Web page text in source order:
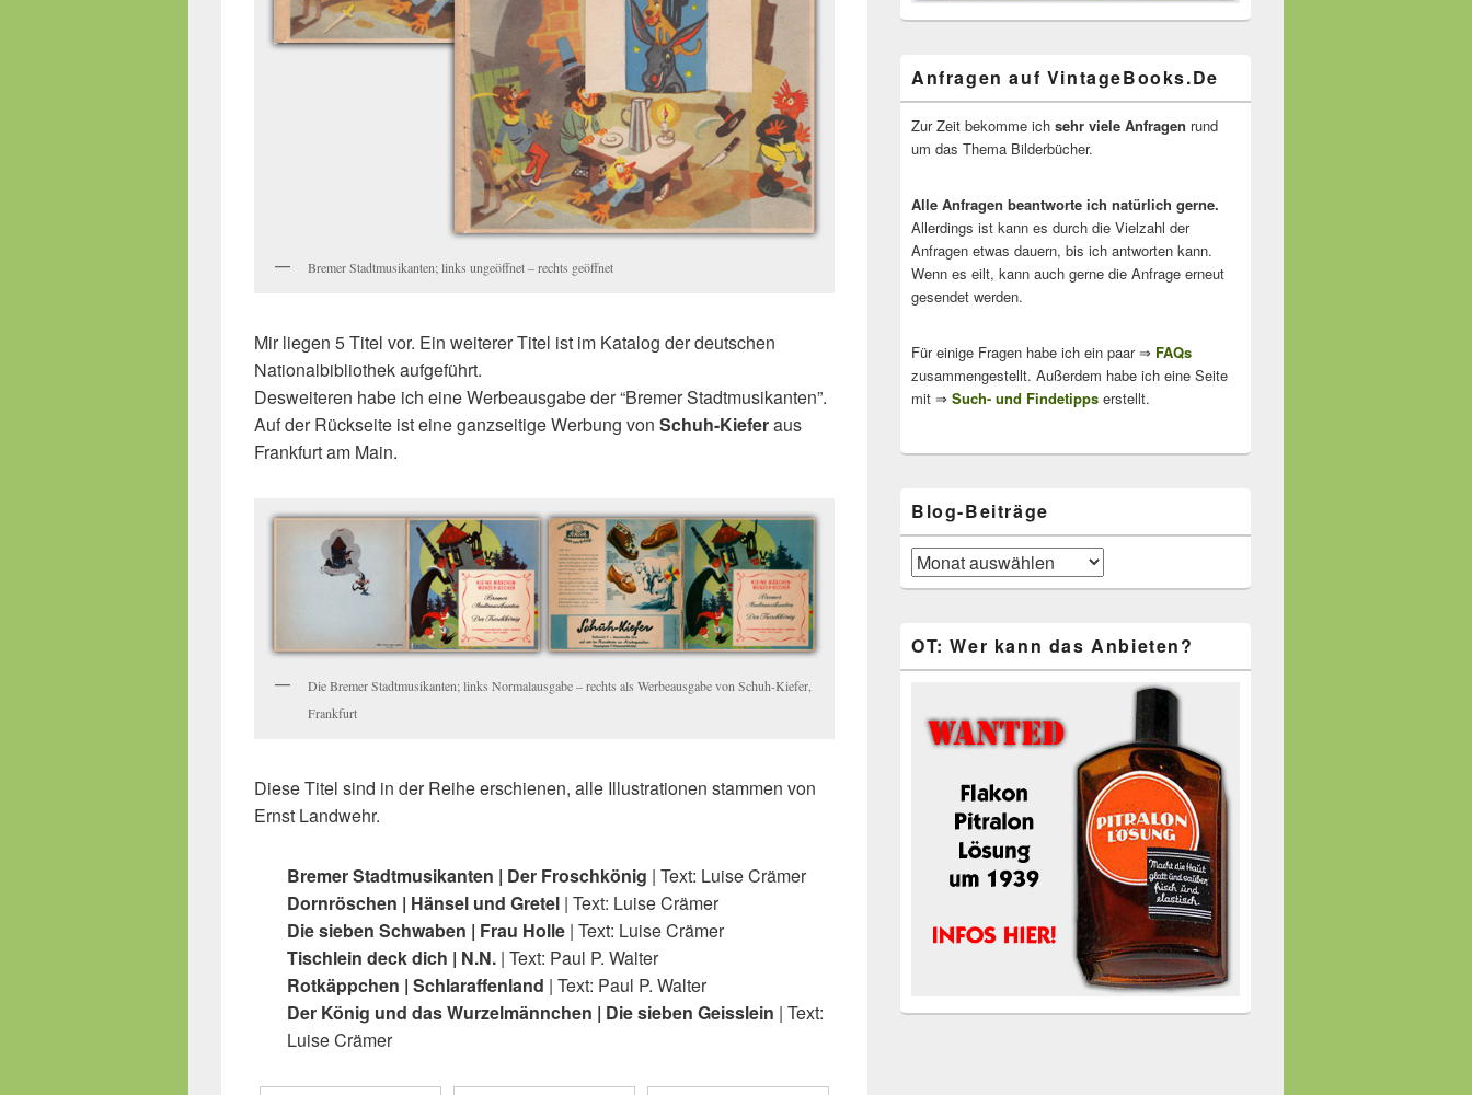
Bremer Stadtmusikanten; links ungeöffnet – rechts geöffnet
Mir liegen 5 Titel vor. Ein weiterer Titel ist im Katalog der deutschen
Nationalbibliothek aufgeführt.
Desweiteren habe ich eine Werbeausgabe der “Bremer Stadtmusikanten”.
Auf der Rückseite ist eine ganzseitige Werbung von Schuh-Kieferaus
Frankfurt am Main.
Die Bremer Stadtmusikanten; links Normalausgabe – rechts als Werbeausgabe von Schuh-Kiefer,
Frankfurt
Diese Titel sind in der Reihe erschienen, alle Illustrationen stammen von
Ernst Landwehr.
Bremer Stadtmusikanten | Der Froschkönig | Text: Luise Crämer
Dornröschen | Hänsel und Gretel | Text: Luise Crämer
Die sieben Schwaben | Frau Holle | Text: Luise Crämer
Tischlein deck dich | N.N. | Text: Paul P. Walter
Rotkäppchen | Schlaraffenland | Text: Paul P. Walter
Der König und das Wurzelmännchen | Die sieben Geisslein | Text:
Luise Crämer
Anfragen auf VintageBooks.De
Zur Zeit bekomme ich sehr viele Anfragen rund
um das Thema Bilderbücher.
Alle Anfragen beantworte ich natürlich gerne.
Allerdings ist kann es durch die Vielzahl der
Anfragen etwas dauern, bis ich antworten kann.
Wenn es eilt, kann auch gerne die Anfrage erneut
gesendet werden.
Für einige Fragen habe ich ein paar ⇒ FAQs
zusammengestellt. Außerdem habe ich eine Seite
mit ⇒ Such- und Findetipps erstellt.
Blog-Beiträge
Blog-
Beiträge
OT: Wer kann das Anbieten?